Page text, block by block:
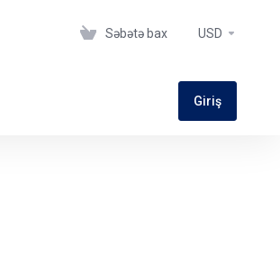
Səbətə bax USD
Giriş